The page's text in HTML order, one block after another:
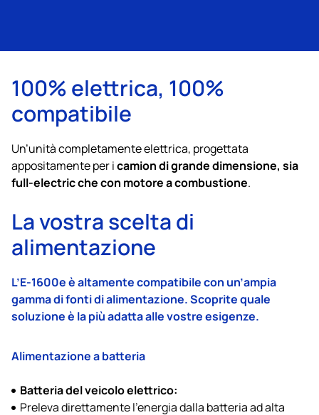
100% elettrica, 100%
compatibile
Un’unità completamente elettrica, progettata
appositamente per icamion di grande dimensione, sia
full‑electric che con motore a combustione.
La vostra scelta di
alimentazione
L’E‑1600e è altamente compatibile con un’ampia
gamma di fonti di alimentazione. Scoprite quale
soluzione è la più adatta alle vostre esigenze.
Alimentazione a batteria
Batteria del veicolo elettrico:
Preleva direttamente l’energia dalla batteria ad alta